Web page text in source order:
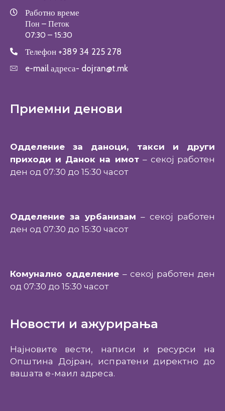
Работно време
Пон – Петок
07:30 – 15:30
Телефон +389 34 225 278
e-mail адреса- dojran@t.mk
Приемни денови
Одделение за даноци, такси и други
приходи и Данок на имот– секој работен
ден од 07:30 до 15:30 часот
Одделение за урбанизам – секој работен
ден од 07:30 до 15:30 часот
Комунално одделение – секој работен ден
од 07:30 до 15:30 часот
Новости и ажурирања
Најновите вести, написи и ресурси на
Општина Дојран, испратени директно до
вашата е-маил адреса.